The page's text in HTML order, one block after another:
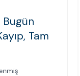
Tam